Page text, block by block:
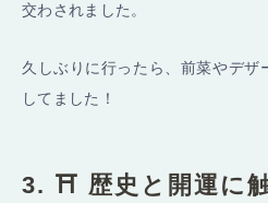
交わされました。
久しぶりに行ったら、前菜やデザ
してました！
3. ⛩️ 歴史と開運に